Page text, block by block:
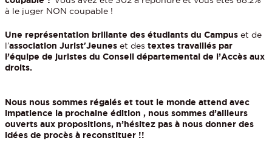
à le juger NON coupable !
Une représentation brillante des étudiants du Campuset de
l’association Jurist'Jeunes et destextes travaillés par
l’équipe de juristes du Conseil départemental de l’Accès aux
droits.
Nous nous sommes régalés et tout le monde attend avec
impatience la prochaine édition , nous sommes d’ailleurs
ouverts aux propositions, n’hésitez pas à nous donner des
idées de procès à reconstituer !!